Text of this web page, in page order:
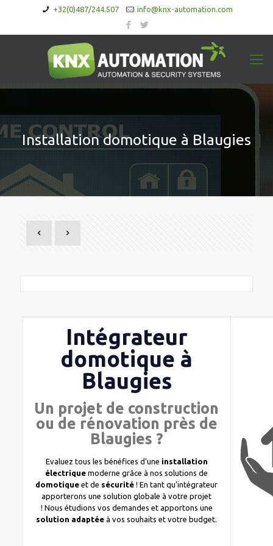
+32(0)487/244.507 info@knx-automation.com
Installation domotique à Blaugies
Intégrateur
domotique à
Blaugies
Un projet de construction
ou de rénovation près de
Blaugies ?
Evaluez tous les bénéfices d’une installation
électrique moderne grâce à nos solutions de
domotique et de sécurité ! En tant qu’intégrateur
apporterons une solution globale à votre projet
! Nous étudions vos demandes et apportons une
solution adaptéeà vos souhaits et votre budget.